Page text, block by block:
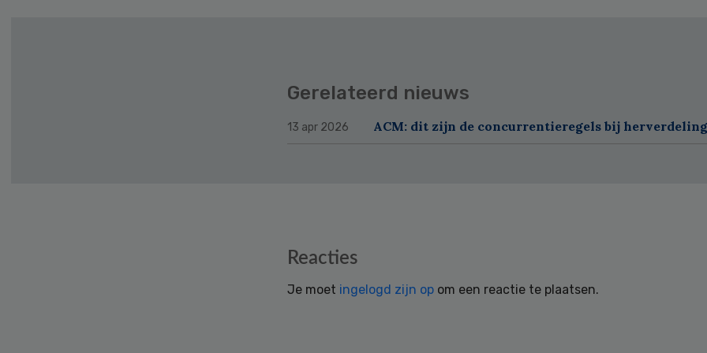
Gerelateerd nieuws
13 apr 2026 ACM: dit zijn de concurrentieregels bij
Reacties
Je moet ingelogd zijn op om een reactie te plaatsen.